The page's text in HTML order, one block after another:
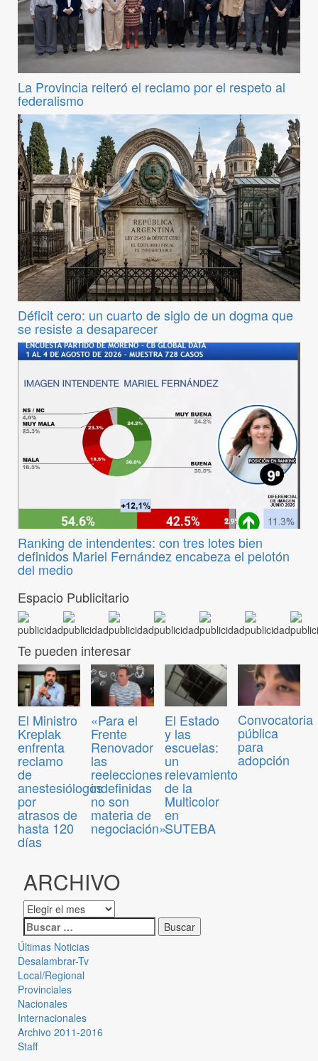
La Provincia reiteró el reclamo por el respeto al
federalismo
Déficit cero: un cuarto de siglo de un dogma que
se resiste a desaparecer
Ranking de intendentes: con tres lotes bien
definidos Mariel Fernández encabeza el pelotón
del medio
Espacio Publicitario
Te pueden interesar
El Ministro
Kreplak
enfrenta
reclamo
de
anestesiólogos
por
atrasos de
hasta 120
días
«Para el
Frente
Renovador
las
reelecciones
indefinidas
no son
materia de
negociación»
El Estado
y las
escuelas:
un
relevamiento
de la
Multicolor
en
SUTEBA
Convocatoria
pública
para
adopción
ARCHIVO
Últimas Noticias
Desalambrar-Tv
Local/Regional
Provinciales
Nacionales
Internacionales
Archivo 2011-2016
Staff